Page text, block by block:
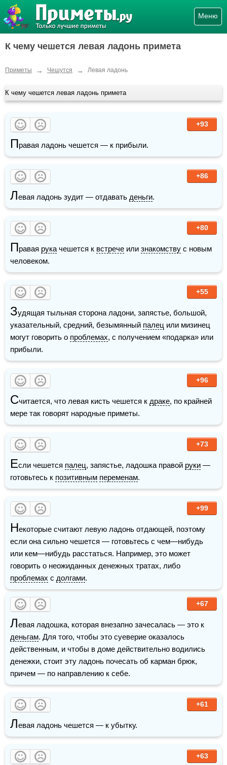
Меню
К чему чешется левая ладонь примета
Приметы → Чешутся → Левая ладонь
К чему чешется левая ладонь примета
+93
Правая ладонь чешется — к прибыли.
+86
Левая ладонь зудит — отдавать деньги.
+80
Правая рука чешется к встрече или знакомству с новым
человеком.
+55
Зудящая тыльная сторона ладони, запястье, большой,
указательный, средний, безымянный палец или мизинец
могут говорить о проблемах, с получением «подарка» или
прибыли.
+96
Считается, что левая кисть чешется к драке, по крайней
мере так говорят народные приметы.
+73
Если чешется палец, запястье, ладошка правой руки —
готовьтесь к позитивным переменам.
+99
Некоторые считают левую ладонь отдающей, поэтому
если она сильно чешется — готовьтесь с чем—нибудь
или кем—нибудь расстаться. Например, это может
проблемах с долгами.
+67
Л
деньгам. Для того, чтобы это суеверие оказалось
действенным, и чтобы в доме действительно водились
денежки, стоит эту ладонь почесать об карман брюк,
причем — по направлению к себе.
+61
Левая ладонь чешется — к убытку.
+63